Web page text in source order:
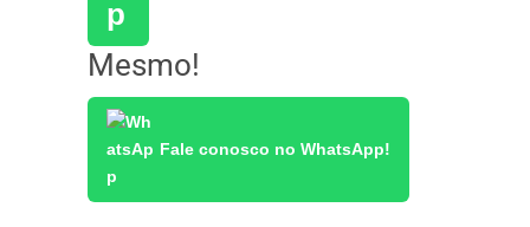
Mesmo!
Fale conosco no WhatsApp!